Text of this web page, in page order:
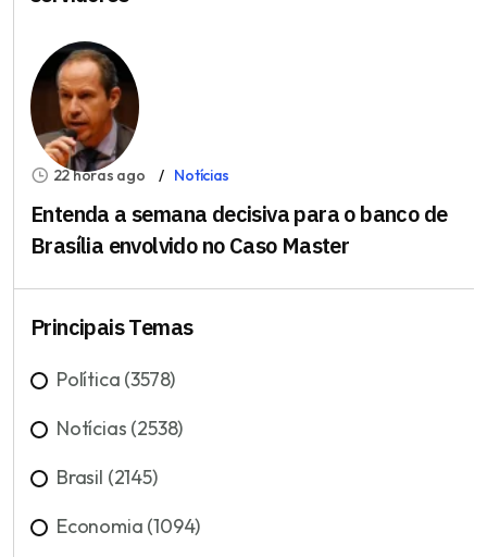
22 horas ago Notícias
Entenda a semana decisiva para o banco de
Brasília envolvido no Caso Master
Principais Temas
Política (3578)
Notícias (2538)
Brasil (2145)
Economia (1094)